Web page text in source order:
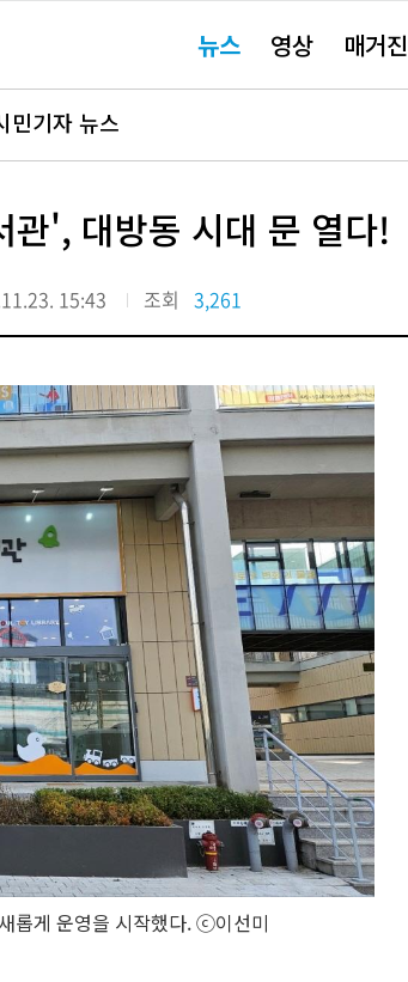
요뉴스 영상 매거진
민기자 뉴스
관', 대방동 시대 문 열다!
15:43 조회 3,261
롭게 운영을 시작했다. ⓒ이선미